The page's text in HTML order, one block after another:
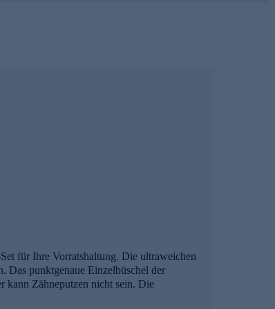
für Ihre Vorratshaltung. Die ultraweichen
Das punktgenaue Einzelbüschel der
kann Zähneputzen nicht sein. Die